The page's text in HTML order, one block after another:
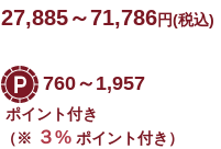
27,885～71,786円(税込)
760～1,957
ポイント付き
（※ ３%ポイント付き）